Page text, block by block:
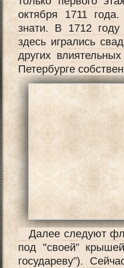
октября 1711
знати. В 1712
здесь игрались
других
Петербурге
Далее следуют
под "своей”
государеву”).